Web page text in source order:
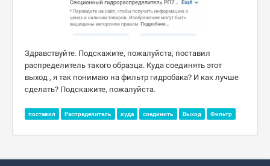
Здравствуйте. Подскажите, пожалуйста, поставил
распределитель такого образца. Куда соединять этот
выход , я так понимаю на фильтр гидробака? И как лучше
сделать? Подскажите, пожалуйста.
поставил Распределитель куда соединить Выход Фильтр